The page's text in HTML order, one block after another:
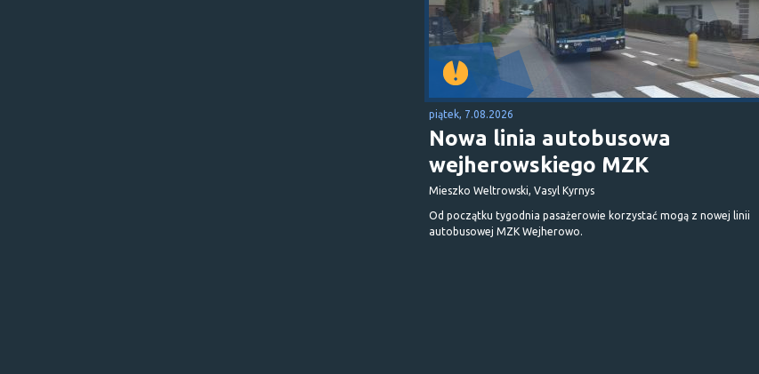
piątek, 7.08.2026
Nowa linia autobusowa
wejherowskiego MZK
Mieszko Weltrowski, Vasyl Kyrnys
Od początku tygodnia pasażerowie korzystać mogą z nowej linii
autobusowej MZK Wejherowo.